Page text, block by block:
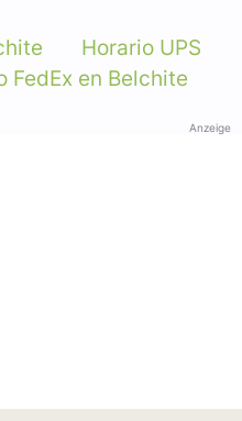
Horario UPS
FedEx en Belchite
Anzeige